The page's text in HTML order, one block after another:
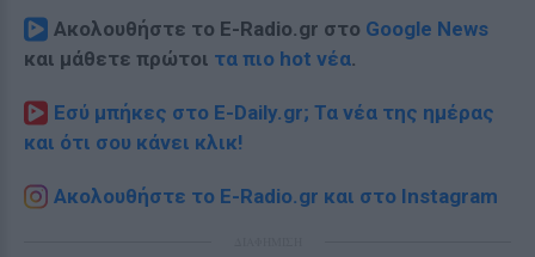
Ακολουθήστε το E-Radio.gr στο Google News
και μάθετε πρώτοι τα πιο hot νέα.
Εσύ μπήκες στο E-Daily.gr; Τα νέα της ημέρας
και ότι σου κάνει κλικ!
Ακολουθήστε το E-Radio.gr και στο Instagram